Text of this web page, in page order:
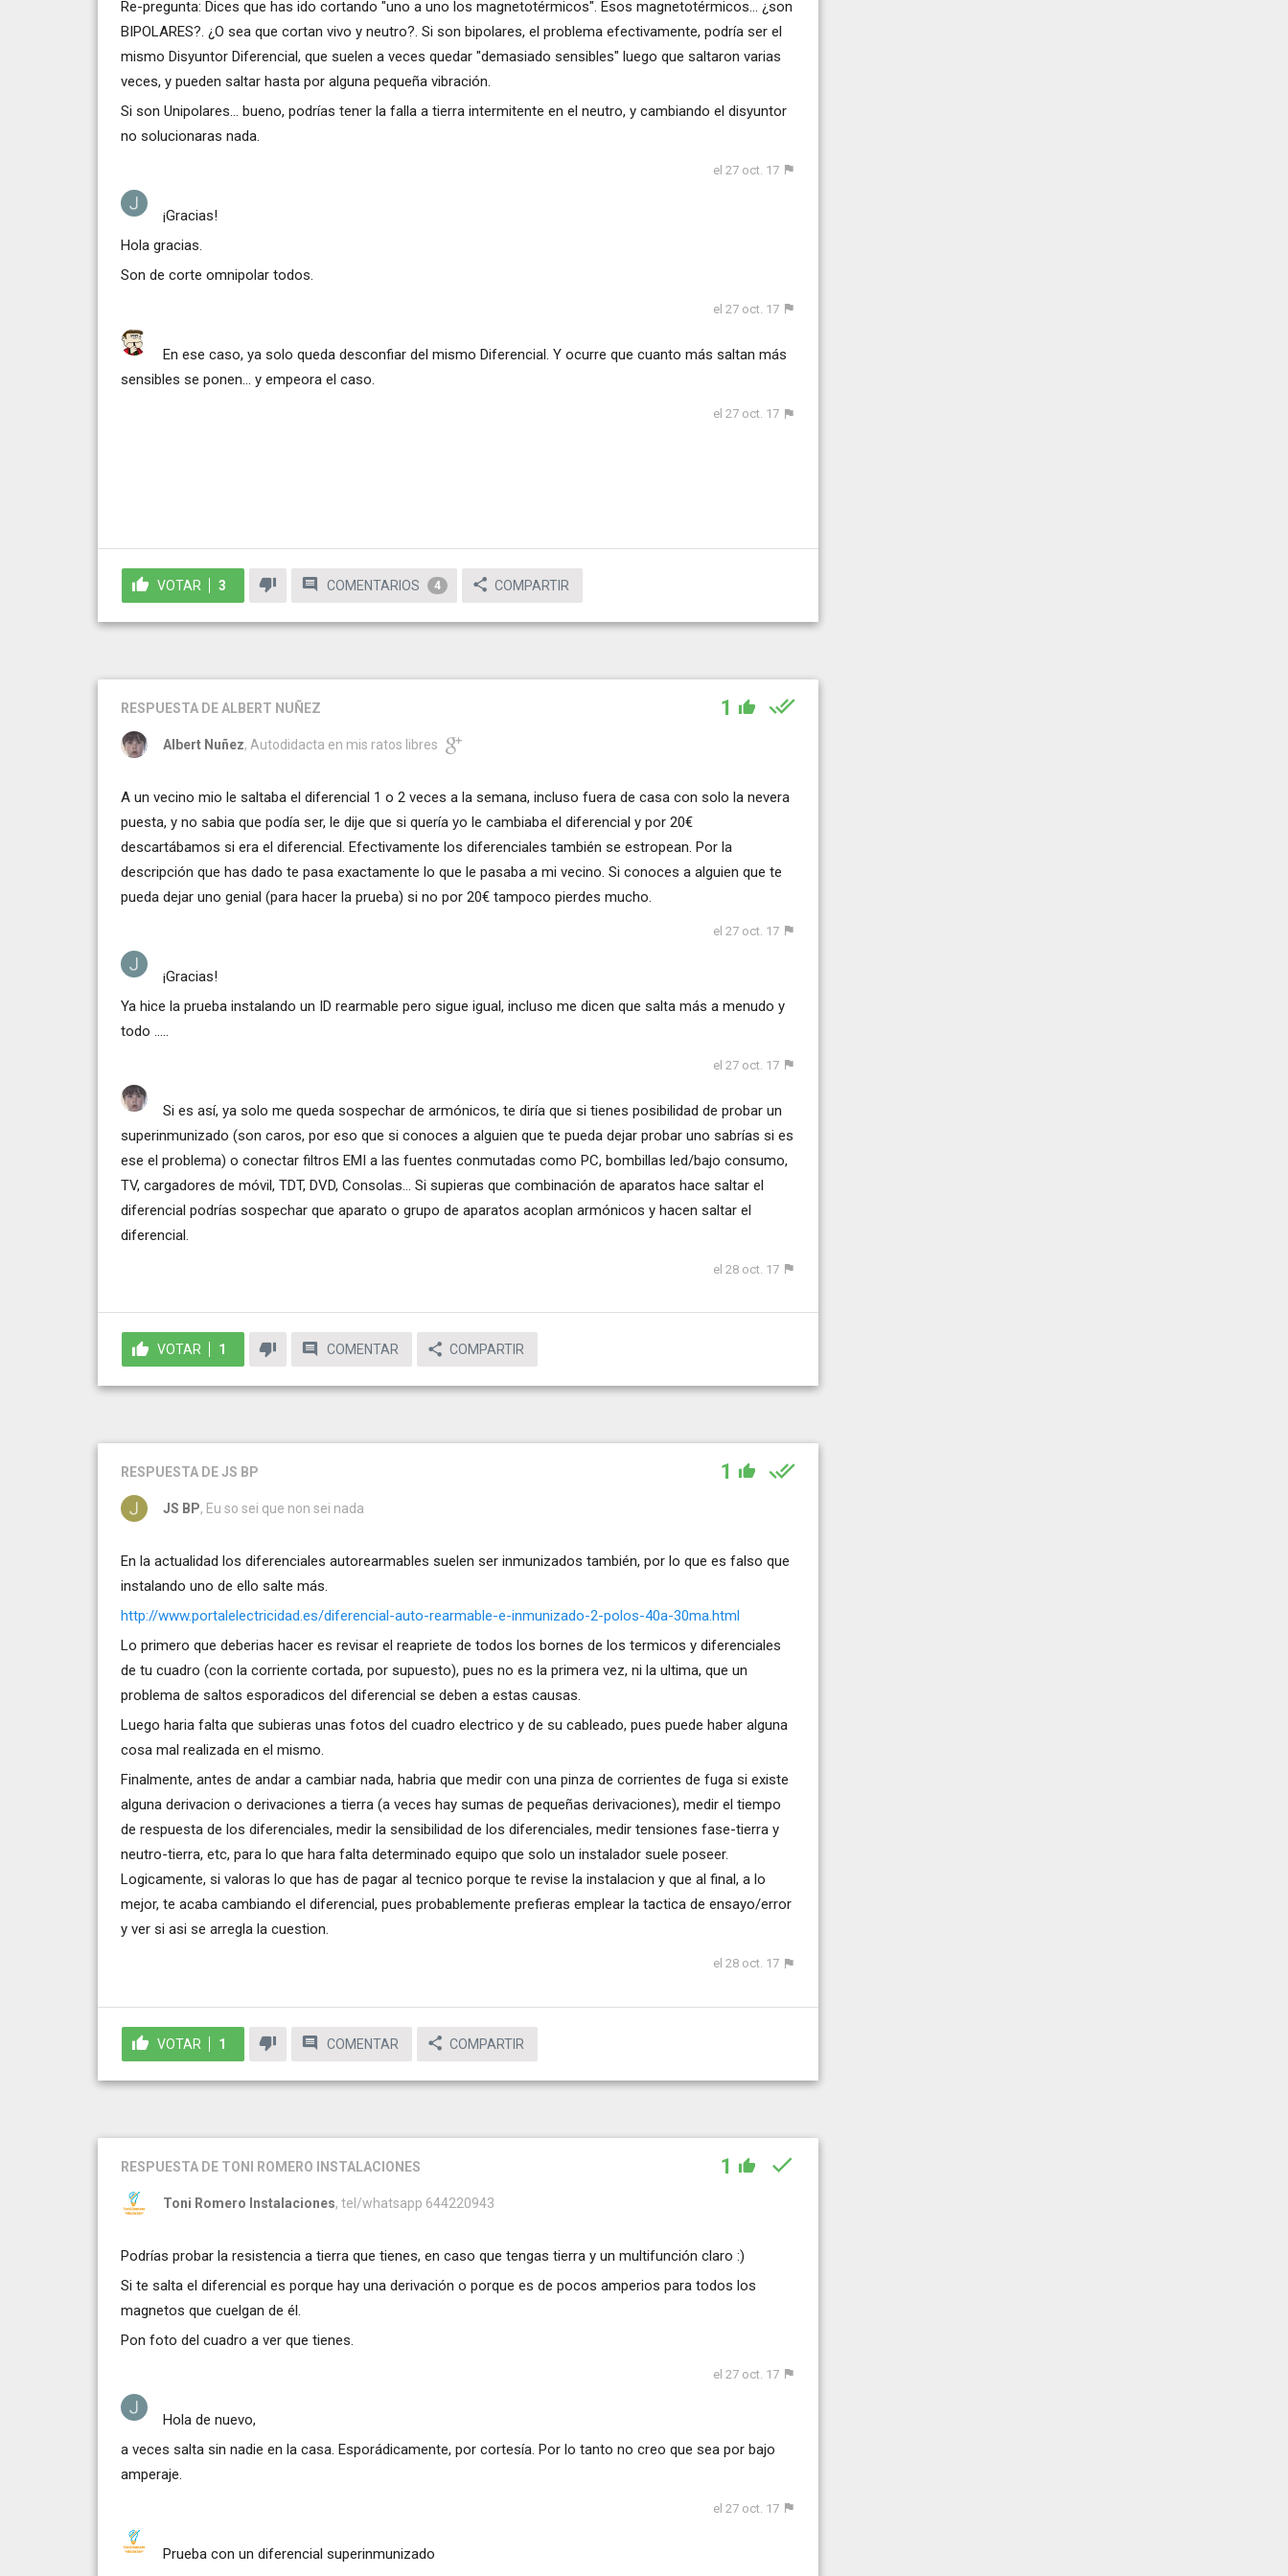
Re-pregunta: Dices que has ido cortando "uno a uno los magnetotérmicos". Esos magnetotérmicos... ¿son
BIPOLARES?. ¿O sea que cortan vivo y neutro?. Si son bipolares, el problema efectivamente, podría ser el
mismo Disyuntor Diferencial, que suelen a veces quedar "demasiado sensibles" luego que saltaron varias
veces, y pueden saltar hasta por alguna pequeña vibración.
Si son Unipolares... bueno, podrías tener la falla a tierra intermitente en el neutro, y cambiando el disyuntor
no solucionaras nada.
el 27 oct. 17
¡Gracias!
Hola gracias.
Son de corte omnipolar todos.
el 27 oct. 17
En ese caso, ya solo queda desconfiar del mismo Diferencial. Y ocurre que cuanto más saltan más
sensibles se ponen... y empeora el caso.
el 27 oct. 17
VOTAR 3 COMENTARIOS 4 COMPARTIR
RESPUESTA DE ALBERT NUÑEZ 1
Albert Nuñez, Autodidacta en mis ratos libres
A un vecino mio le saltaba el diferencial 1 o 2 veces a la semana, incluso fuera de casa con solo la nevera
puesta, y no sabia que podía ser, le dije que si quería yo le cambiaba el diferencial y por 20€
descartábamos si era el diferencial. Efectivamente los diferenciales también se estropean. Por la
descripción que has dado te pasa exactamente lo que le pasaba a mi vecino. Si conoces a alguien que te
pueda dejar uno genial (para hacer la prueba) si no por 20€ tampoco pierdes mucho.
el 27 oct. 17
¡Gracias!
Ya hice la prueba instalando un ID rearmable pero sigue igual, incluso me dicen que salta más a menudo y
todo .....
el 27 oct. 17
Si es así, ya solo me queda sospechar de armónicos, te diría que si tienes posibilidad de probar un
superinmunizado (son caros, por eso que si conoces a alguien que te pueda dejar probar uno sabrías si es
ese el problema) o conectar filtros EMI a las fuentes conmutadas como PC, bombillas led/bajo consumo,
TV, cargadores de móvil, TDT, DVD, Consolas... Si supieras que combinación de aparatos hace saltar el
diferencial podrías sospechar que aparato o grupo de aparatos acoplan armónicos y hacen saltar el
diferencial.
el 28 oct. 17
VOTAR 1 COMENTAR COMPARTIR
RESPUESTA DE JS BP 1
JS BP, Eu so sei que non sei nada
En la actualidad los diferenciales autorearmables suelen ser inmunizados también, por lo que es falso que
instalando uno de ello salte más.
http://www.portalelectricidad.es/diferencial-auto-rearmable-e-inmunizado-2-polos-40a-30ma.html
Lo primero que deberias hacer es revisar el reapriete de todos los bornes de los termicos y diferenciales
de tu cuadro (con la corriente cortada, por supuesto), pues no es la primera vez, ni la ultima, que un
problema de saltos esporadicos del diferencial se deben a estas causas.
Luego haria falta que subieras unas fotos del cuadro electrico y de su cableado, pues puede haber alguna
cosa mal realizada en el mismo.
Finalmente, antes de andar a cambiar nada, habria que medir con una pinza de corrientes de fuga si existe
alguna derivacion o derivaciones a tierra (a veces hay sumas de pequeñas derivaciones), medir el tiempo
de respuesta de los diferenciales, medir la sensibilidad de los diferenciales, medir tensiones fase-tierra y
neutro-tierra, etc, para lo que hara falta determinado equipo que solo un instalador suele poseer.
Logicamente, si valoras lo que has de pagar al tecnico porque te revise la instalacion y que al final, a lo
mejor, te acaba cambiando el diferencial, pues probablemente prefieras emplear la tactica de ensayo/error
y ver si asi se arregla la cuestion.
el 28 oct. 17
VOTAR 1 COMENTAR COMPARTIR
RESPUESTA DE TONI ROMERO INSTALACIONES 1
Toni Romero Instalaciones, tel/whatsapp 644220943
Podrías probar la resistencia a tierra que tienes, en caso que tengas tierra y un multifunción claro :)
Si te salta el diferencial es porque hay una derivación o porque es de pocos amperios para todos los
magnetos que cuelgan de él.
Pon foto del cuadro a ver que tienes.
el 27 oct. 17
Hola de nuevo,
a veces salta sin nadie en la casa. Esporádicamente, por cortesía. Por lo tanto no creo que sea por bajo
amperaje.
el 27 oct. 17
Prueba con un diferencial superinmunizado